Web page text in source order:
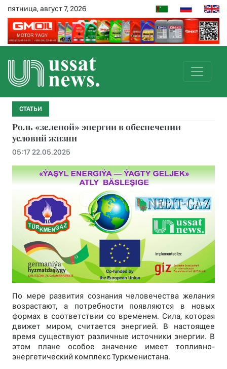
пятница, август 7, 2026
СТАТЬИ
Роль «зеленой» энергии в обеспечении
условий жизни
05:17 22.05.2025
По мере развития сознания человечества желания
возрастают, а потребности появляются в новых
формах в соответствии со временем. Сила, которая
движет миром, считается энергией. В настоящее
время существуют различные источники энергии. В
этом плане особое значение имеет топливно-
энергетический комплекс Туркменистана.